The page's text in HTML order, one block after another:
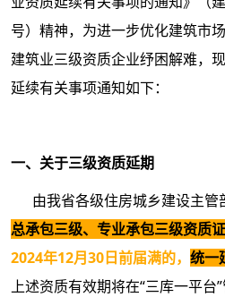
号）精神，为进一步优化建筑市
建筑业三级资质企业纾困解难，
延续有关事项通知如下：
一、关于三级资质延期
由我省各级住房城乡建设主管
总承包三级、专业承包三级资质
2024年12月30日前届满的， 统一
上述资质有效期将在“三库一平台